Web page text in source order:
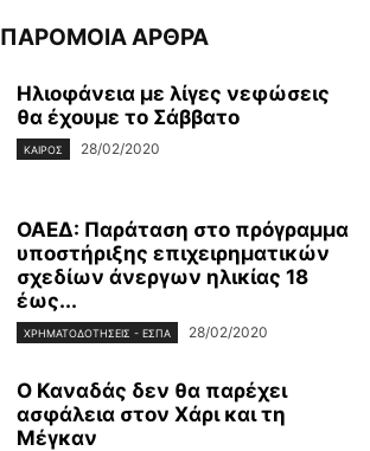
ΠΑΡΟΜΟΙΑ ΑΡΘΡΑ
Ηλιοφάνεια με λίγες νεφώσεις
θα έχουμε το Σάββατο
ΚΑΙΡΌΣ 28/02/2020
ΟΑΕΔ: Παράταση στο πρόγραμμα
υποστήριξης επιχειρηματικών
σχεδίων άνεργων ηλικίας 18
έως...
ΧΡΗΜΑΤΟΔΟΤΉΣΕΙΣ - ΕΣΠΑ 28/02/2020
Ο Καναδάς δεν θα παρέχει
ασφάλεια στον Χάρι και τη
Μέγκαν